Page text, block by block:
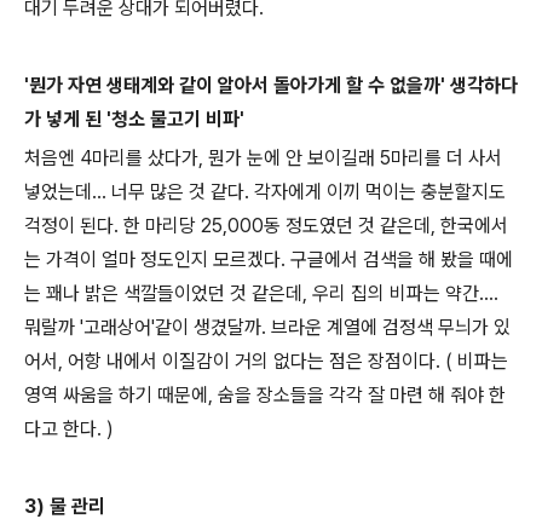
대기 두려운 상대가 되어버렸다.
'뭔가 자연 생태계와 같이 알아서 돌아가게 할 수 없을까' 생각하다
가 넣게 된 '청소 물고기 비파'
처음엔 4마리를 샀다가, 뭔가 눈에 안 보이길래 5마리를 더 사서
넣었는데... 너무 많은 것 같다. 각자에게 이끼 먹이는 충분할지도
걱정이 된다. 한 마리당 25,000동 정도였던 것 같은데, 한국에서
는 가격이 얼마 정도인지 모르겠다. 구글에서 검색을 해 봤을 때에
는 꽤나 밝은 색깔들이었던 것 같은데, 우리 집의 비파는 약간....
뭐랄까 '고래상어'같이 생겼달까. 브라운 계열에 검정색 무늬가 있
어서, 어항 내에서 이질감이 거의 없다는 점은 장점이다. ( 비파는
영역 싸움을 하기 때문에, 숨을 장소들을 각각 잘 마련 해 줘야 한
다고 한다. )
3) 물 관리